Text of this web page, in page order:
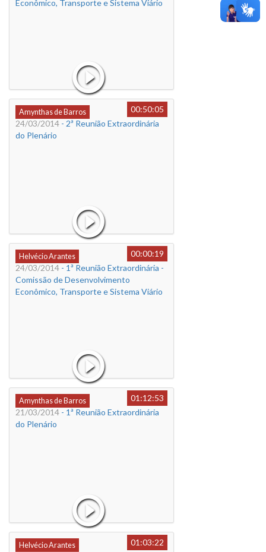
Econômico, Transporte e Sistema Viário
Amynthas de Barros
00:50:05
24/03/2014 - 2ª Reunião Extraordinária
do Plenário
Helvécio Arantes
00:00:19
24/03/2014 - 1ª Reunião Extraordinária -
Comissão de Desenvolvimento
Econômico, Transporte e Sistema Viário
Amynthas de Barros
01:12:53
21/03/2014 - 1ª Reunião Extraordinária
do Plenário
Helvécio Arantes
01:03:22